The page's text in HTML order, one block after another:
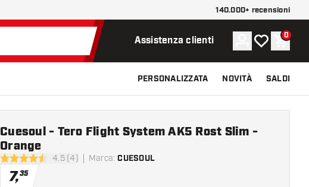
140.000+ recensioni
Assistenza clienti Account
La mia lista
0
PERSONALIZZATA NOVITÀ SALDI
4.5 stelle di valutazione
4.5 (4) Marca: CUESOUL
Cuesoul - Tero Flight System AK5 Rost Slim -
Orange
7,35